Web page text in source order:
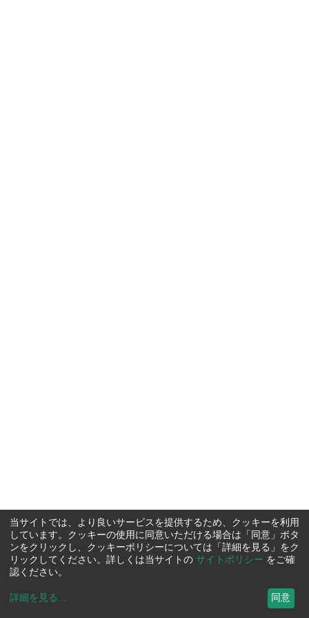
当サイトでは、より良いサービスを提供するため、クッキーを利用
しています。クッキーの使用に同意いただける場合は「同意」ボタ
ンをクリックし、クッキーポリシーについては「詳細を見る」をク
リックしてください。詳しくは当サイトの サイトポリシー をご確
認ください。
詳細を見る ... 同意